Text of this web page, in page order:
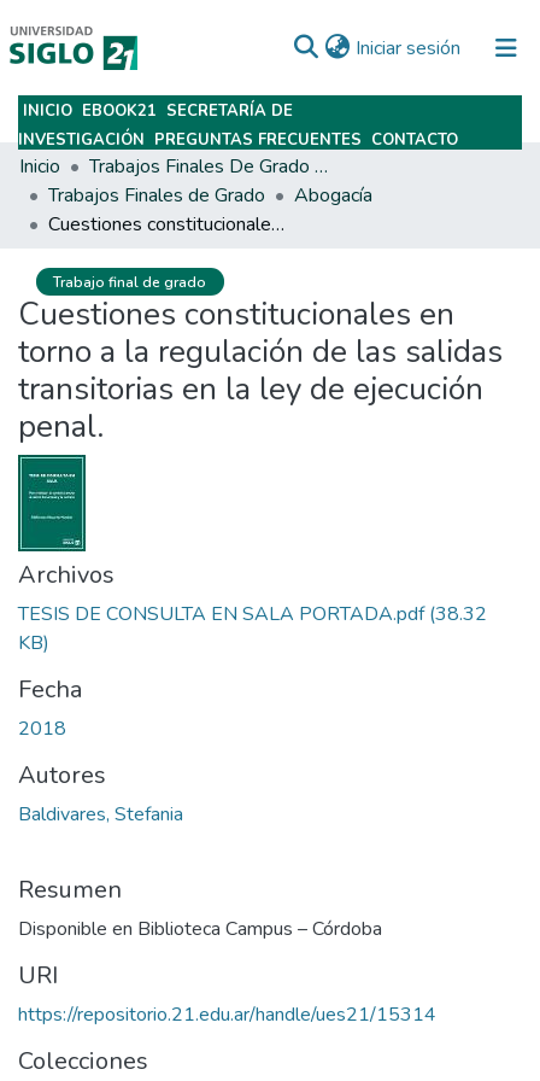
Iniciar sesión (current)
Subir
INICIO EBOOK21 SECRETARÍA DE
INVESTIGACIÓN PREGUNTAS FRECUENTES CONTACTO
Inicio
Trabajos Finales De Grado Y Posgrado
Trabajos Finales de Grado
Abogacía
Cuestiones constitucionales en torno a la regulación de las salidas transitorias en la ley de ejecución penal.
Trabajo final de grado
Cuestiones constitucionales en
torno a la regulación de las salidas
transitorias en la ley de ejecución
penal.
Archivos
TESIS DE CONSULTA EN SALA PORTADA.pdf(38.32
KB)
Fecha
2018
Autores
Baldivares, Stefania
Resumen
Disponible en Biblioteca Campus – Córdoba
URI
https://repositorio.21.edu.ar/handle/ues21/15314
Colecciones